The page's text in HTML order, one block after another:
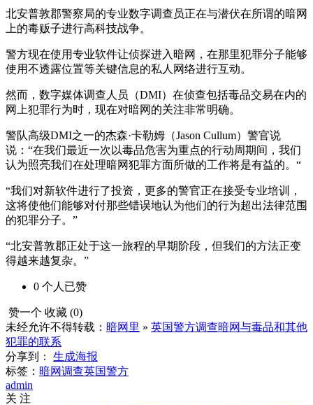
北安普敦郡警察局的专业数字调查员正在与潜伏在所谓的暗网
上的毒贩子进行高科技战争。
警方现在使用专业软件让侦探进入暗网，在那里犯罪分子能够
使用不透露位置等关键信息的私人网络进行互动。
然而，数字媒体调查人员（DMI）在侦查包括毒品交易在内的
网上犯罪行为时，现在对暗网的关注非常明确。
警队高级DMI之一的杰森·卡勒姆（Jason Cullum）警官说
说：“在我们最近一次以毒品危害为重点的行动周期间，我们
认为照亮我们在处理暗网犯罪方面所做的工作将是有益的。“
“我们对新软件进行了投资，更多的警官正在接受专业培训，
这将使他们能够对付那些错误地认为他们的行为超出法律范围
的犯罪分子。”
“北安普敦郡正处于这一旅程的早期阶段，但我们的方法正变
得越来越复杂。”
0 个人 已赞
赞一个 收藏 (0)
未经允许不得转载： 暗网里 » 英国警方调查暗网与毒品和其他
犯罪的联系
分享到：
生成海报
标签： 暗网调查英国警方
admin
关 注